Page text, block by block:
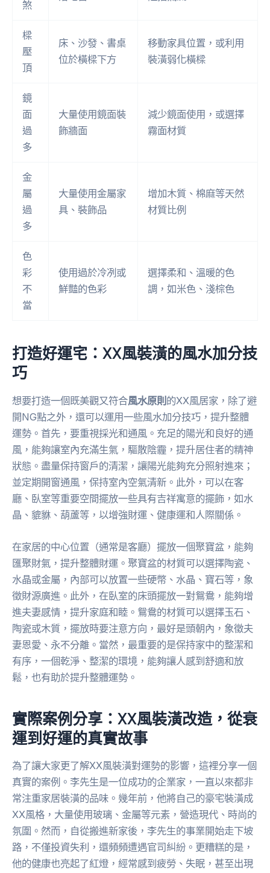
煞
樑
壓
頂
床、沙發、書桌
位於橫樑下方
移動家具位置，或利用
裝潢弱化橫樑
鏡
面
過
多
大量使用鏡面裝
飾牆面
減少鏡面使用，或選擇
霧面材質
金
屬
過
多
大量使用金屬家
具、裝飾品
增加木質、棉麻等天然
材質比例
色
彩
不
當
使用過於冷冽或
鮮豔的色彩
選擇柔和、溫暖的色
調，如米色、淺棕色
打造好運宅：XX風裝潢的風水加分技
巧
想要打造一個既美觀又符合風水原則 的XX風居家，除了避
開NG點之外，還可以運用一些風水加分技巧，提升整體
運勢。首先，要重視採光和通風。充足的陽光和良好的通
風，能夠讓室內充滿生氣，驅散陰霾，提升居住者的精神
狀態。盡量保持窗戶的清潔，讓陽光能夠充分照射進來；
並定期開窗通風，保持室內空氣清新。此外，可以在客
廳、臥室等重要空間擺放一些具有吉祥寓意的擺飾，如水
晶、貔貅、葫蘆等，以增強財運、健康運和人際關係。
在家居的中心位置（通常是客廳）擺放一個聚寶盆，能夠
匯聚財氣，提升整體財運。聚寶盆的材質可以選擇陶瓷、
水晶或金屬，內部可以放置一些硬幣、水晶、寶石等，象
徵財源廣進。此外，在臥室的床頭擺放一對鴛鴦，能夠增
進夫妻感情，提升家庭和睦。鴛鴦的材質可以選擇玉石、
陶瓷或木質，擺放時要注意方向，最好是頭朝內，象徵夫
妻恩愛、永不分離。當然，最重要的是保持家中的整潔和
有序，一個乾淨、整潔的環境，能夠讓人感到舒適和放
鬆，也有助於提升整體運勢。
實際案例分享：XX風裝潢改造，從衰
運到好運的真實故事
為了讓大家更了解XX風裝潢對運勢的影響，這裡分享一個
真實的案例。李先生是一位成功的企業家，一直以來都非
常注重家居裝潢的品味。幾年前，他將自己的豪宅裝潢成
XX風格，大量使用玻璃、金屬等元素，營造現代、時尚的
氛圍。然而，自從搬進新家後，李先生的事業開始走下坡
路，不僅投資失利，還頻頻遭遇官司糾紛。更糟糕的是，
他的健康也亮起了紅燈，經常感到疲勞、失眠，甚至出現